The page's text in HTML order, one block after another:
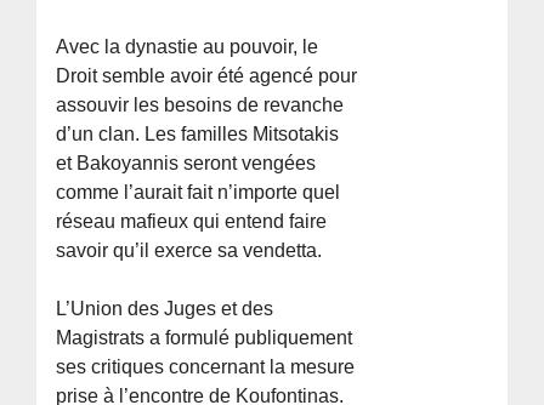
Avec la dynastie au pouvoir, le
Droit semble avoir été agencé pour
assouvir les besoins de revanche
d’un clan. Les familles Mitsotakis
et Bakoyannis seront vengées
comme l’aurait fait n’importe quel
réseau mafieux qui entend faire
savoir qu’il exerce sa vendetta.
L’Union des Juges et des
Magistrats a formulé publiquement
ses critiques concernant la mesure
prise à l’encontre de Koufontinas.